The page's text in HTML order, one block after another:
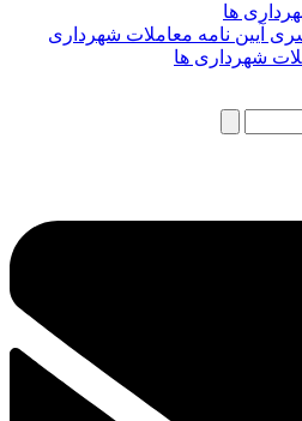
ها
آیین نامه معاملات شهرداری
شهرداری ها